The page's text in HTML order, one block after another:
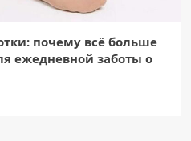
почему всё больше
ежедневной заботы о